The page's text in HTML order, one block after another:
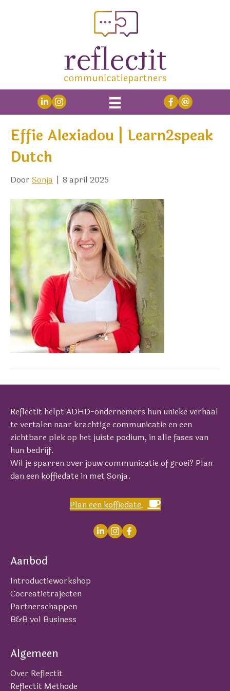
Effie Alexiadou | Learn2speak
Dutch
Door Sonja | 8 april 2025
Reflectit helpt ADHD-ondernemers hun unieke verhaal
te vertalen naar krachtige communicatie en een
zichtbare plek op het juiste podium, in alle fases van
hun bedrijf.
Wil je sparren over jouw communicatie of groei? Plan
dan een koffiedate in met Sonja.
Plan een koffiedate
Aanbod
Introductieworkshop
Cocreatietrajecten
Partnerschappen
B&B vol Business
Algemeen
Over Reflectit
Reflectit Methode